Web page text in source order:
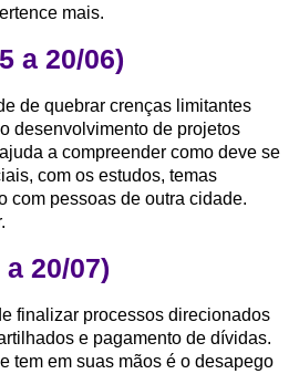
mais.
a 20/06)
de quebrar crenças limitantes
desenvolvimento de projetos
a compreender como deve se
com os estudos, temas
com pessoas de outra cidade.
20/07)
finalizar processos direcionados
e pagamento de dívidas.
tem em suas mãos é o desapego